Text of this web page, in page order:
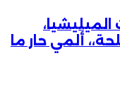
ألمي حار ما